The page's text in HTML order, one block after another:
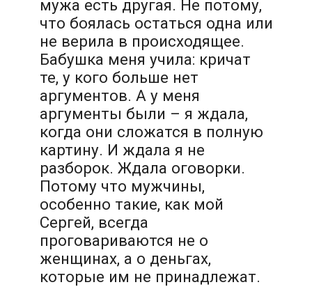
мужа есть другая. Не потому,
что боялась остаться одна или
не верила в происходящее.
Бабушка меня учила: кричат
те, у кого больше нет
аргументов. А у меня
аргументы были – я ждала,
когда они сложатся в полную
картину. И ждала я не
разборок. Ждала оговорки.
Потому что мужчины,
особенно такие, как мой
Сергей, всегда
проговариваются не о
женщинах, а о деньгах,
которые им не принадлежат.